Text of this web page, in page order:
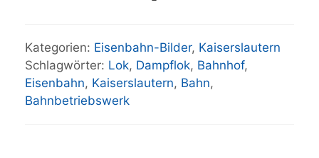
Kategorien: Eisenbahn-Bilder, Kaiserslautern
Schlagwörter: Lok, Dampflok, Bahnhof,
Eisenbahn, Kaiserslautern, Bahn,
Bahnbetriebswerk